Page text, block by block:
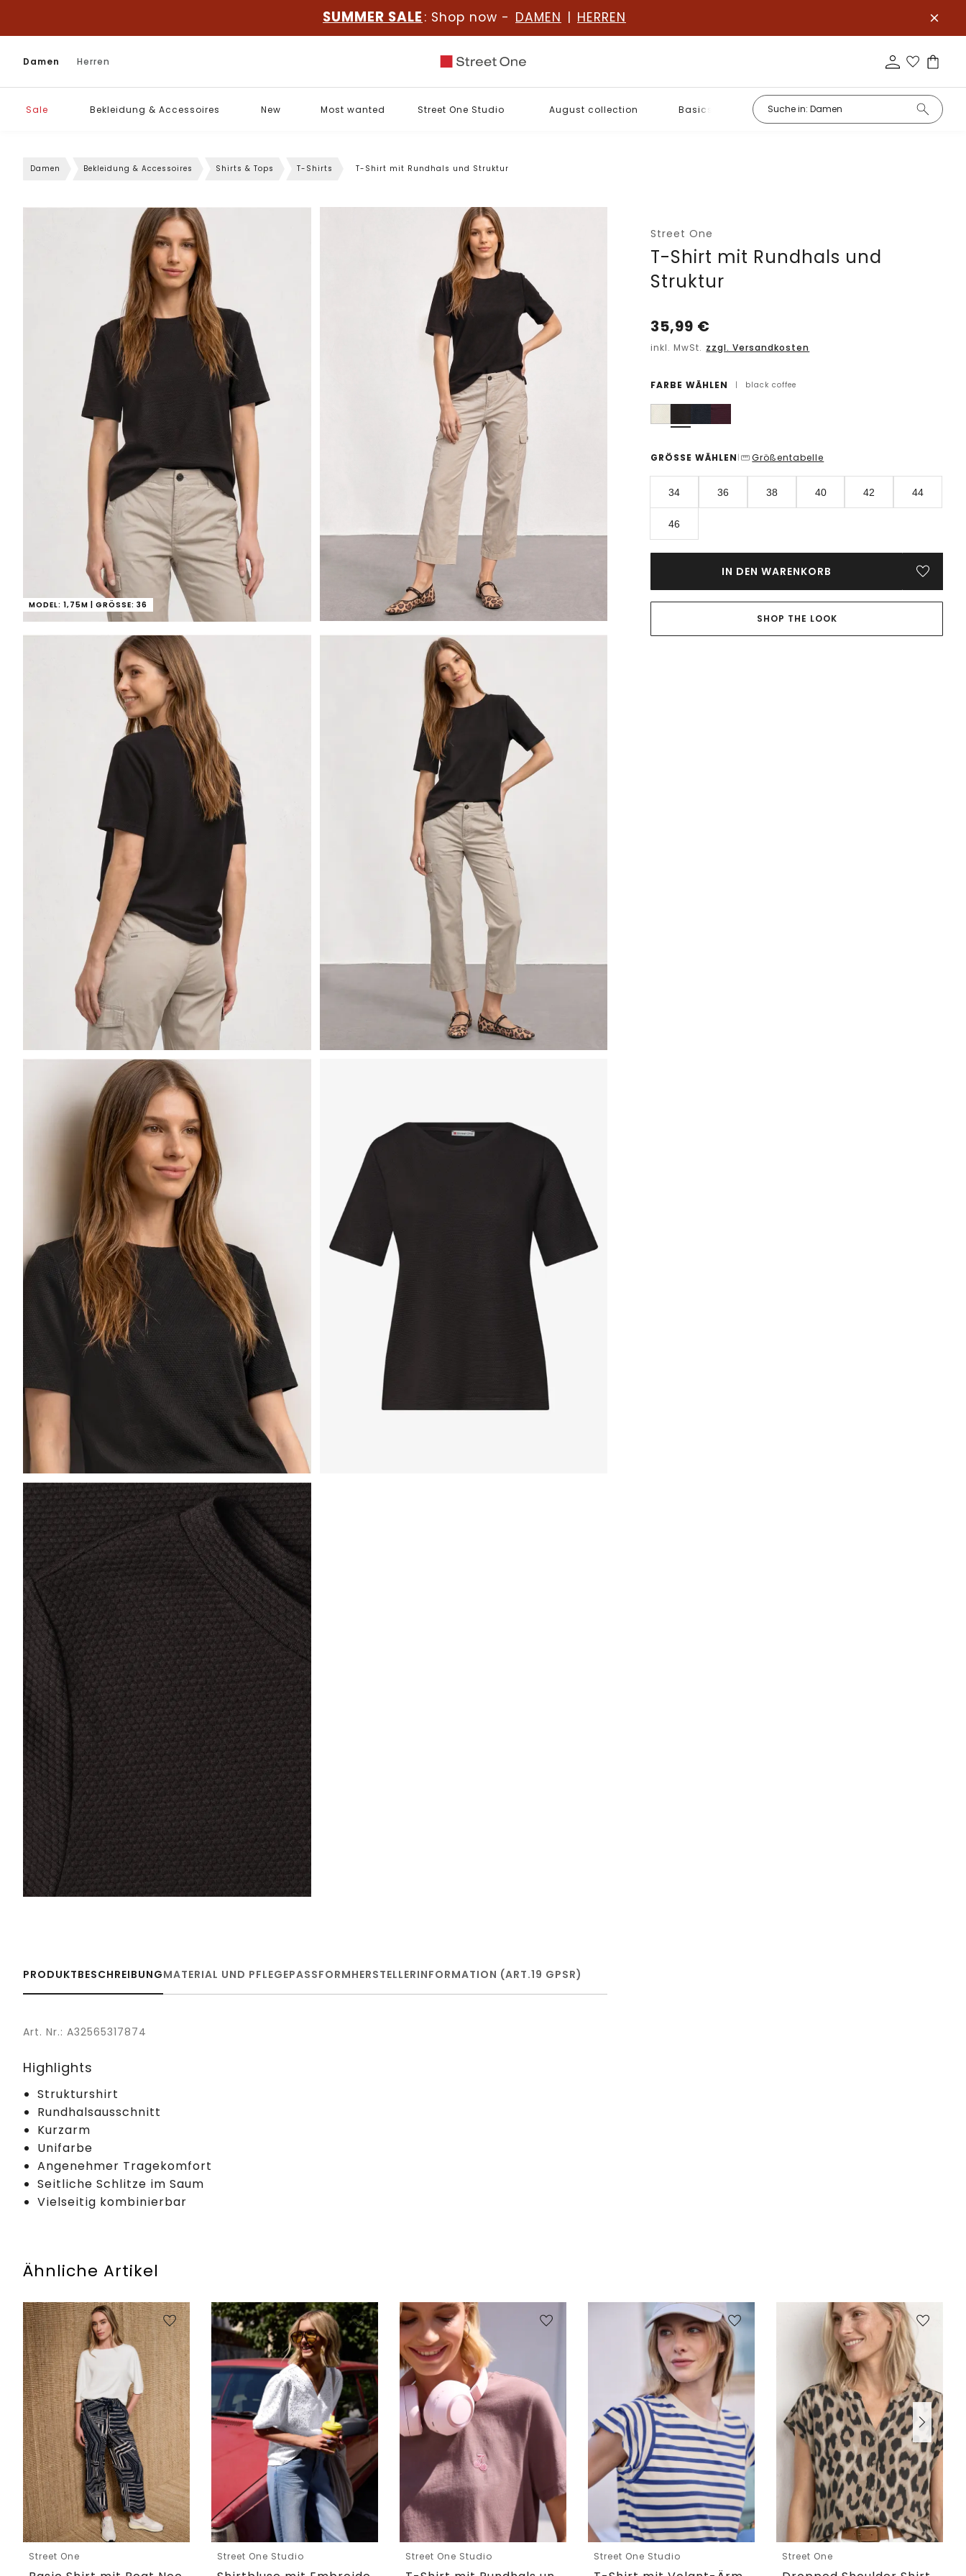
SUMMER SALE : Shop now - DAMEN | HERREN
Damen Herren
Sale Bekleidung & Accessoires New Most wanted Street One Studio August collection Basics
Damen Bekleidung & Accessoires Shirts & Tops T-Shirts T-Shirt mit Rundhals und Struktur
MODEL: 1,75M | GRÖSSE: 36
Street One
T-Shirt mit Rundhals und
Struktur
35,99 €
inkl. MwSt. zzgl. Versandkosten
FARBE WÄHLEN | black coffee
GRÖSSE WÄHLEN | Größentabelle
34 36 38 40 42 44
46
IN DEN WARENKORB
SHOP THE LOOK
PRODUKTBESCHREIBUNGMATERIAL UND PFLEGEPASSFORMHERSTELLERINFORMATION (ART.19 GPSR)
Art. Nr.: A32565317874
Highlights
Strukturshirt
Rundhalsausschnitt
Kurzarm
Unifarbe
Angenehmer Tragekomfort
Seitliche Schlitze im Saum
Vielseitig kombinierbar
Ähnliche Artikel
Street One Street One Studio Street One Studio Street One Studio Street One